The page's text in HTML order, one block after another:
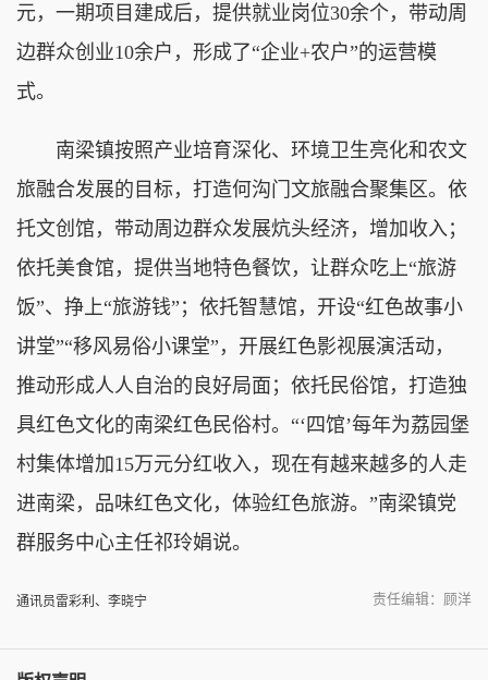
元，一期项目建成后，提供就业岗位30余个，带动周
边群众创业10余户，形成了“企业+农户”的运营模
式。
南梁镇按照产业培育深化、环境卫生亮化和农文
旅融合发展的目标，打造何沟门文旅融合聚集区。依
托文创馆，带动周边群众发展炕头经济，增加收入；
依托美食馆，提供当地特色餐饮，让群众吃上“旅游
饭”、挣上“旅游钱”；依托智慧馆，开设“红色故事小
讲堂”“移风易俗小课堂”，开展红色影视展演活动，
推动形成人人自治的良好局面；依托民俗馆，打造独
具红色文化的南梁红色民俗村。“‘四馆’每年为荔园堡
村集体增加15万元分红收入，现在有越来越多的人走
进南梁，品味红色文化，体验红色旅游。”南梁镇党
群服务中心主任祁玲娟说。
通讯员雷彩利、李晓宁 责任编辑：顾洋